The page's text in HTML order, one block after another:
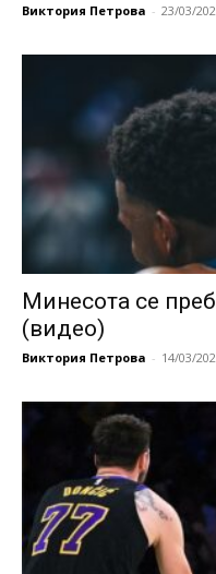
Виктория Петрова - 23/03/
Минесота се
(видео)
Виктория Петрова - 14/03/